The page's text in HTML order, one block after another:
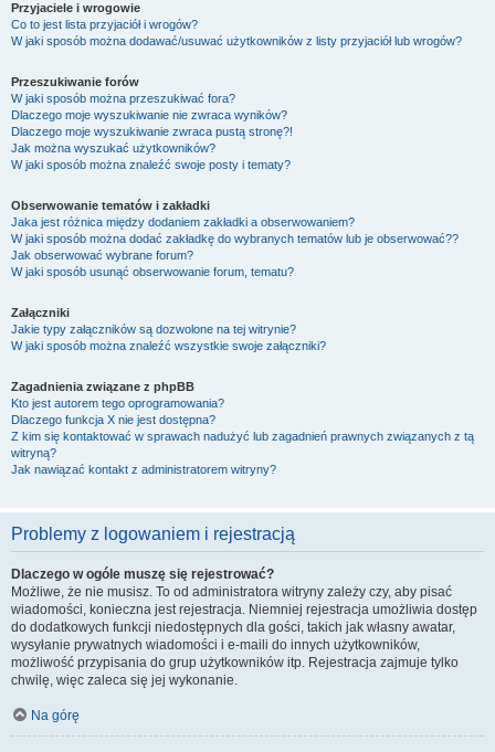
Przyjaciele i wrogowie
Co to jest lista przyjaciół i wrogów?
W jaki sposób można dodawać/usuwać użytkowników z listy przyjaciół lub wrogów?
Przeszukiwanie forów
W jaki sposób można przeszukiwać fora?
Dlaczego moje wyszukiwanie nie zwraca wyników?
Dlaczego moje wyszukiwanie zwraca pustą stronę?!
Jak można wyszukać użytkowników?
W jaki sposób można znaleźć swoje posty i tematy?
Obserwowanie tematów i zakładki
Jaka jest różnica między dodaniem zakładki a obserwowaniem?
W jaki sposób można dodać zakładkę do wybranych tematów lub je obserwować??
Jak obserwować wybrane forum?
W jaki sposób usunąć obserwowanie forum, tematu?
Załączniki
Jakie typy załączników są dozwolone na tej witrynie?
W jaki sposób można znaleźć wszystkie swoje załączniki?
Zagadnienia związane z phpBB
Kto jest autorem tego oprogramowania?
Dlaczego funkcja X nie jest dostępna?
Z kim się kontaktować w sprawach nadużyć lub zagadnień prawnych związanych z tą
witryną?
Jak nawiązać kontakt z administratorem witryny?
Problemy z logowaniem i rejestracją
Dlaczego w ogóle muszę się rejestrować?
Możliwe, że nie musisz. To od administratora witryny zależy czy, aby pisać
wiadomości, konieczna jest rejestracja. Niemniej rejestracja umożliwia dostęp
do dodatkowych funkcji niedostępnych dla gości, takich jak własny awatar,
wysyłanie prywatnych wiadomości i e-maili do innych użytkowników,
możliwość przypisania do grup użytkowników itp. Rejestracja zajmuje tylko
chwilę, więc zaleca się jej wykonanie.
Na górę